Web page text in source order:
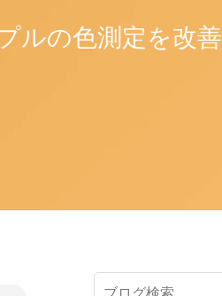
ルの色測定を改善